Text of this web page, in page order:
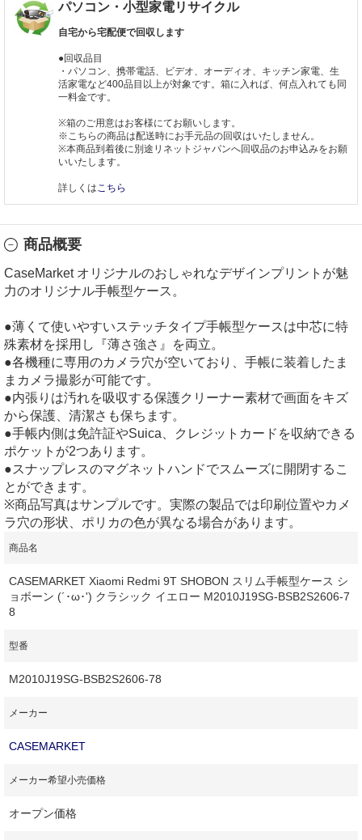
パソコン・小型家電リサイクル
自宅から宅配便で回収します
●回収品目
・パソコン、携帯電話、ビデオ、オーディオ、キッチン家電、生
活家電など400品目以上が対象です。箱に入れば、何点入れても同
一料金です。
※箱のご用意はお客様にてお願いします。
※こちらの商品は配送時にお手元品の回収はいたしません。
※本商品到着後に別途リネットジャパンへ回収品のお申込みをお願
いいたします。
詳しくはこちら
商品概要
CaseMarket オリジナルのおしゃれなデザインプリントが魅
力のオリジナル手帳型ケース。
●薄くて使いやすいステッチタイプ手帳型ケースは中芯に特
殊素材を採用し『薄さ強さ』を両立。
●各機種に専用のカメラ穴が空いており、手帳に装着したま
まカメラ撮影が可能です。
●内張りは汚れを吸収する保護クリーナー素材で画面をキズ
から保護、清潔さも保ちます。
●手帳内側は免許証やSuica、クレジットカードを収納できる
ポケットが2つあります。
●スナップレスのマグネットハンドでスムーズに開閉するこ
とができます。
※商品写真はサンプルです。実際の製品では印刷位置やカメ
ラ穴の形状、ポリカの色が異なる場合があります。
商品名
CASEMARKET Xiaomi Redmi 9T SHOBON スリム手帳型ケース シ
ョボーン (´･ω･') クラシック イエロー M2010J19SG-BSB2S2606-7
8
型番
M2010J19SG-BSB2S2606-78
メーカー
CASEMARKET
メーカー希望小売価格
オープン価格